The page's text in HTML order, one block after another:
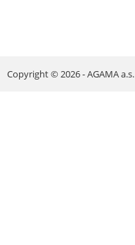
Copyright © 2026 - AGAMA a.s.